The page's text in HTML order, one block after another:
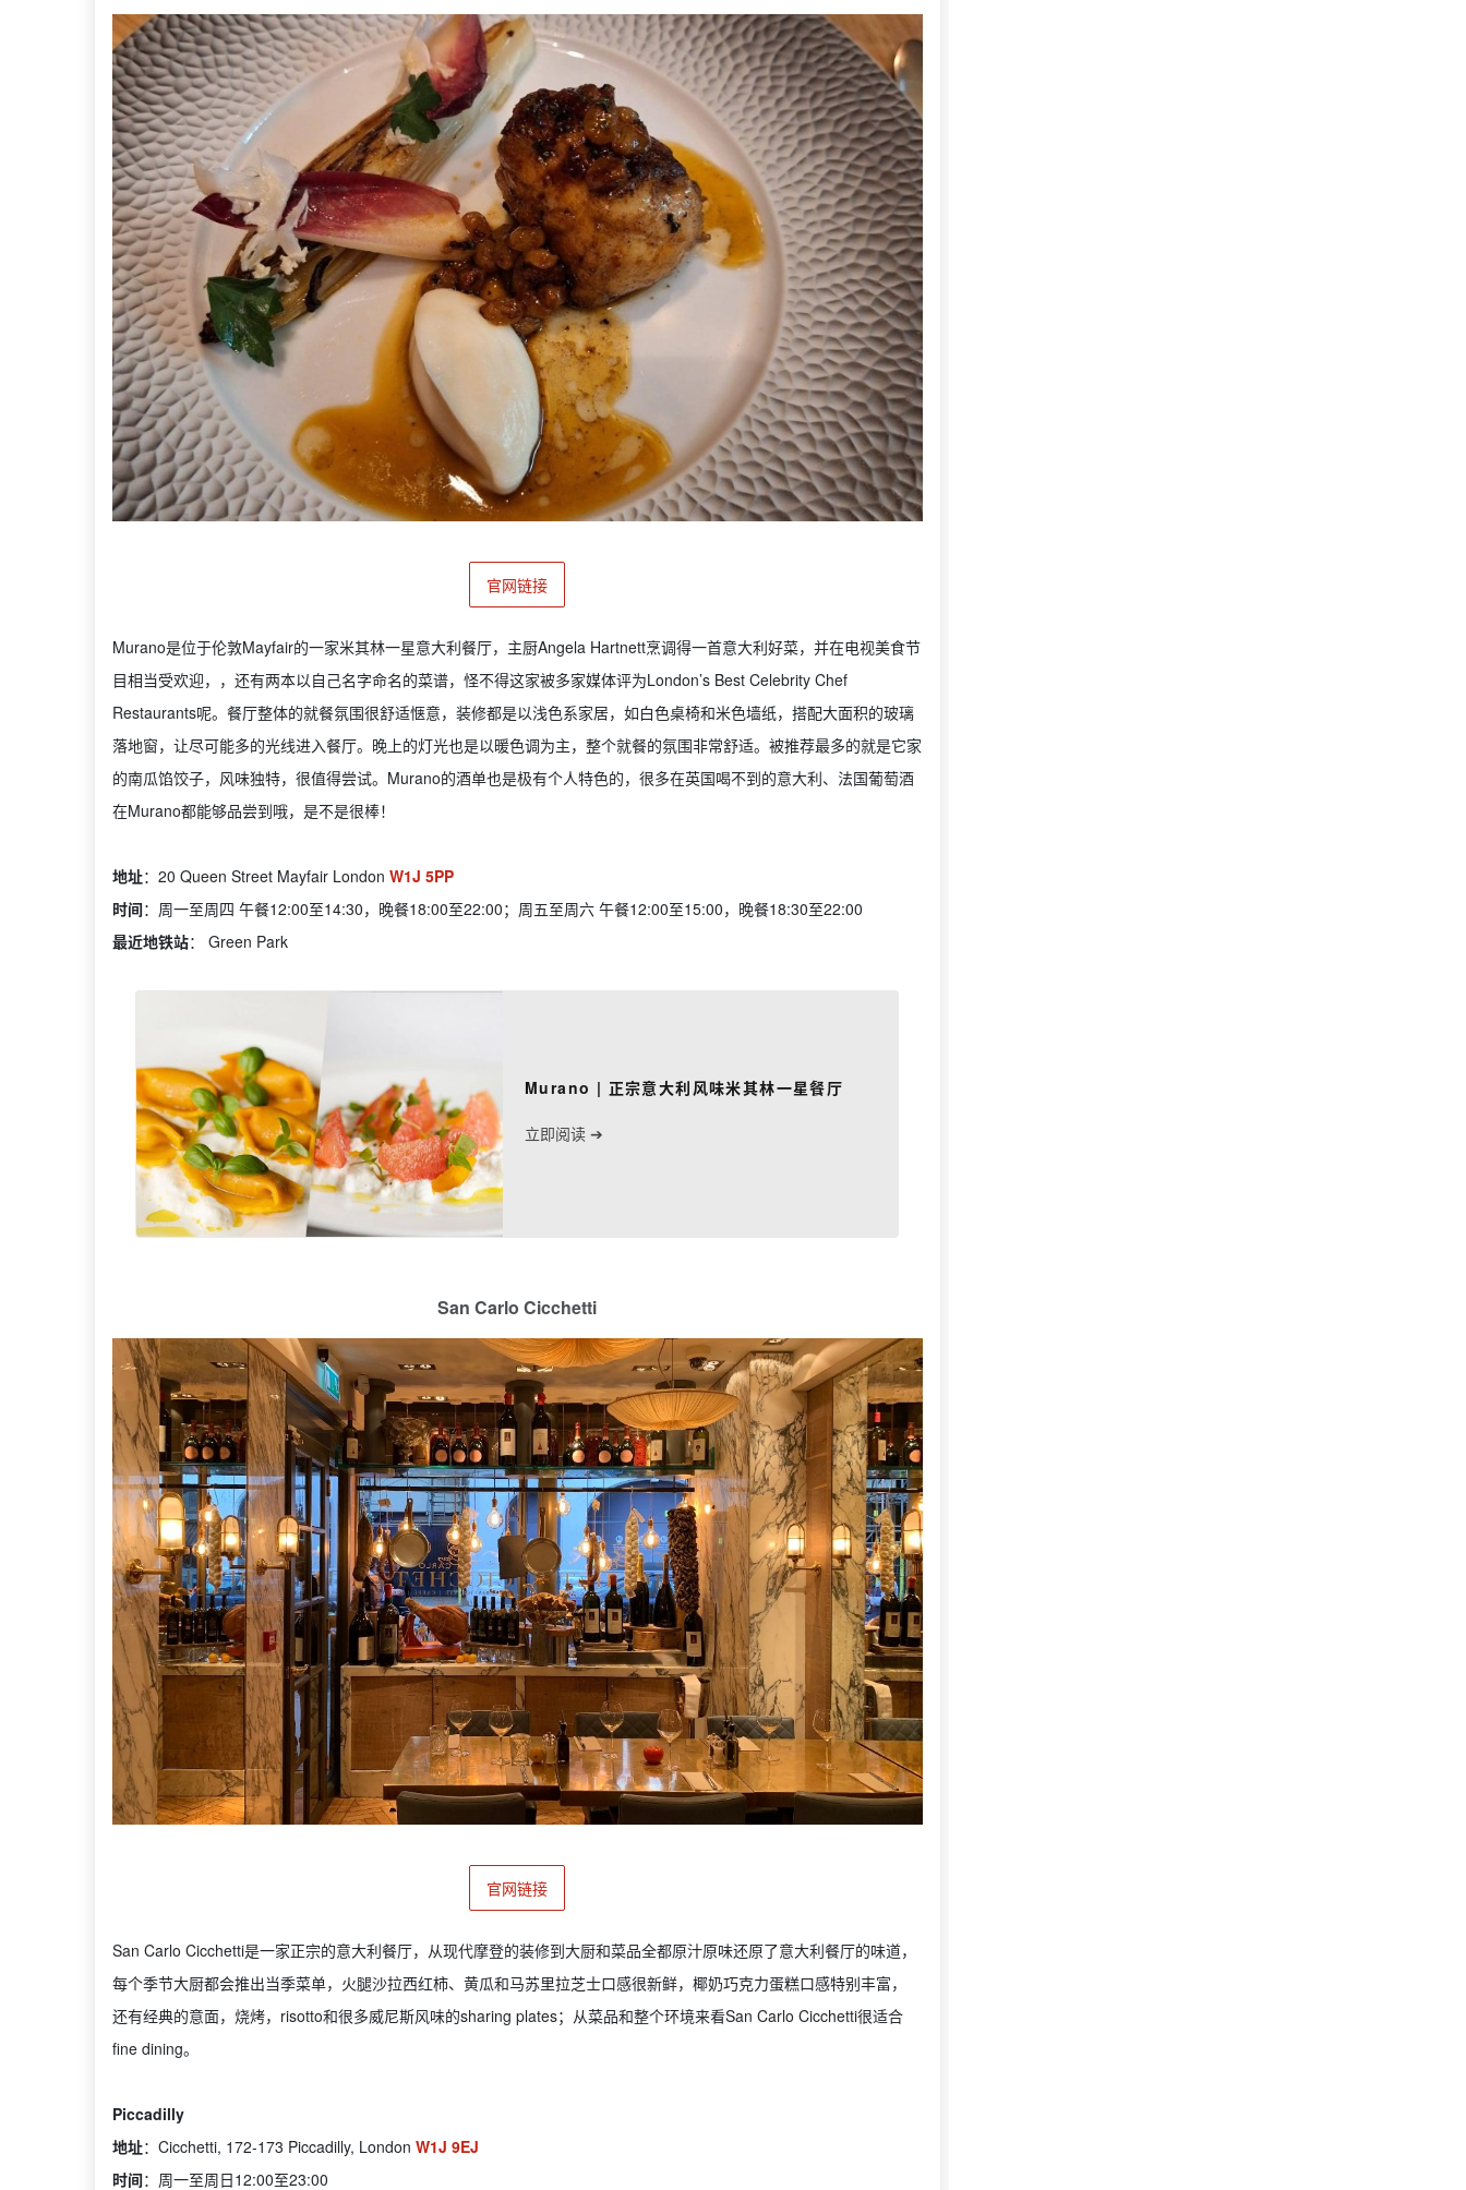
官网链接
Murano是位于伦敦Mayfair的一家米其林一星意大利餐厅，主厨Angela Hartnett烹调得一首意大利好菜，并在电视美食节
目相当受欢迎，，还有两本以自己名字命名的菜谱，怪不得这家被多家媒体评为London’s Best Celebrity Chef
Restaurants呢。餐厅整体的就餐氛围很舒适惬意，装修都是以浅色系家居，如白色桌椅和米色墙纸，搭配大面积的玻璃
落地窗，让尽可能多的光线进入餐厅。晚上的灯光也是以暖色调为主，整个就餐的氛围非常舒适。被推荐最多的就是它家
的南瓜馅饺子，风味独特，很值得尝试。Murano的酒单也是极有个人特色的，很多在英国喝不到的意大利、法国葡萄酒
在Murano都能够品尝到哦，是不是很棒！
地址：20 Queen Street Mayfair London W1J 5PP
时间：周一至周四 午餐12:00至14:30，晚餐18:00至22:00；周五至周六 午餐12:00至15:00，晚餐18:30至22:00
最近地铁站： Green Park
Murano | 正宗意大利风味米其林一星餐厅
立即阅读 ➔
San Carlo Cicchetti
官网链接
San Carlo Cicchetti是一家正宗的意大利餐厅，从现代摩登的装修到大厨和菜品全都原汁原味还原了意大利餐厅的味道，
每个季节大厨都会推出当季菜单，火腿沙拉西红柿、黄瓜和马苏里拉芝士口感很新鲜，椰奶巧克力蛋糕口感特别丰富，
还有经典的意面，烧烤，risotto和很多威尼斯风味的sharing plates；从菜品和整个环境来看San Carlo Cicchetti很适合
fine dining。
Piccadilly
地址：Cicchetti, 172-173 Piccadilly, London W1J 9EJ
时间：周一至周日12:00至23:00